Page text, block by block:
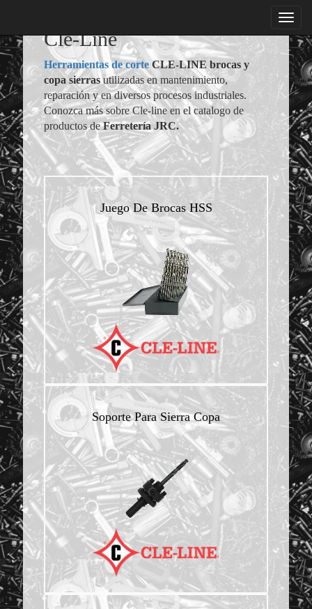
menu
Cle-Line
Herramientas de corteCLE-LINE brocas y
copa sierrasutilizadas en mantenimiento,
reparación y en diversos procesos industriales.
Conozca más sobre Cle-line en el catalogo de
productos deFerretería JRC.
Juego De Brocas HSS
Soporte Para Sierra Copa